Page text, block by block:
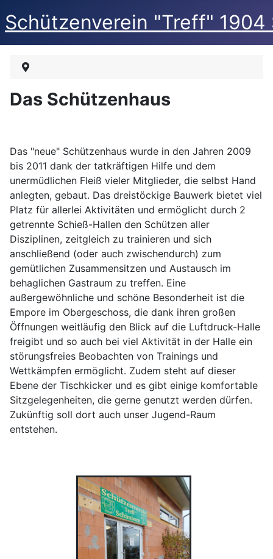
Schützenverein "Treff" 1904
Das Schützenhaus
Das "neue" Schützenhaus wurde in den Jahren 2009
bis 2011 dank der tatkräftigen Hilfe und dem
unermüdlichen Fleiß vieler Mitglieder, die selbst Hand
anlegten, gebaut. Das dreistöckige Bauwerk bietet viel
Platz für allerlei Aktivitäten und ermöglicht durch 2
getrennte Schieß-Hallen den Schützen aller
Disziplinen, zeitgleich zu trainieren und sich
anschließend (oder auch zwischendurch) zum
gemütlichen Zusammensitzen und Austausch im
behaglichen Gastraum zu treffen. Eine
außergewöhnliche und schöne Besonderheit ist die
Empore im Obergeschoss, die dank ihren großen
Öffnungen weitläufig den Blick auf die Luftdruck-Halle
freigibt und so auch bei viel Aktivität in der Halle ein
störungsfreies Beobachten von Trainings und
Wettkämpfen ermöglicht. Zudem steht auf dieser
Ebene der Tischkicker und es gibt einige komfortable
Sitzgelegenheiten, die gerne genutzt werden dürfen.
Zukünftig soll dort auch unser Jugend-Raum
entstehen.